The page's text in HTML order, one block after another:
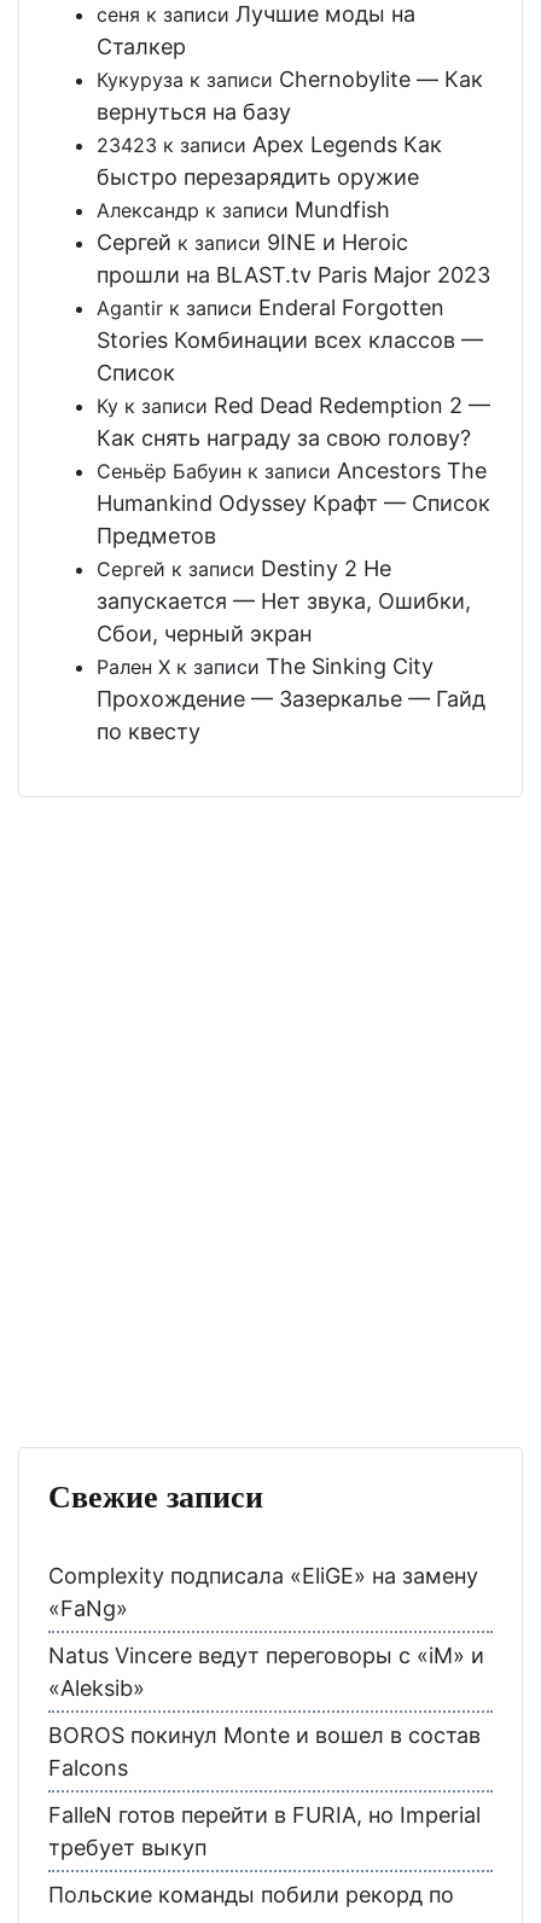
сеня к записи Лучшие моды на
Сталкер
Кукуруза к записи Chernobylite — Как
вернуться на базу
23423 к записи Apex Legends Как
быстро перезарядить оружие
Александр к записи Mundfish
Сергей к записи 9INE и Heroic
прошли на BLAST.tv Paris Major 2023
Agantir к записи Enderal Forgotten
Stories Комбинации всех классов —
Список
Ку к записи Red Dead Redemption 2 —
Как снять награду за свою голову?
Сеньёр Бабуин к записи Ancestors The
Humankind Odyssey Крафт — Список
Предметов
Сергей к записи Destiny 2 Не
запускается — Нет звука, Ошибки,
Сбои, черный экран
Рален Х к записи The Sinking City
Прохождение — Зазеркалье — Гайд
по квесту
Свежие записи
Complexity подписала «EliGE» на замену
«FaNg»
Natus Vincere ведут переговоры с «iM» и
«Aleksib»
BOROS покинул Monte и вошел в состав
Falcons
FalleN готов перейти в FURIA, но Imperial
требует выкуп
Польские команды побили рекорд по